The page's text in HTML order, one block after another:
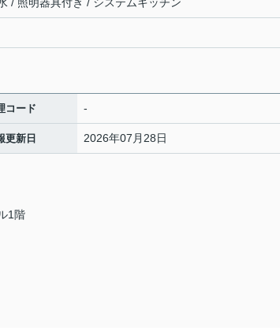
コード -
更新日 2026年07月28日
1階